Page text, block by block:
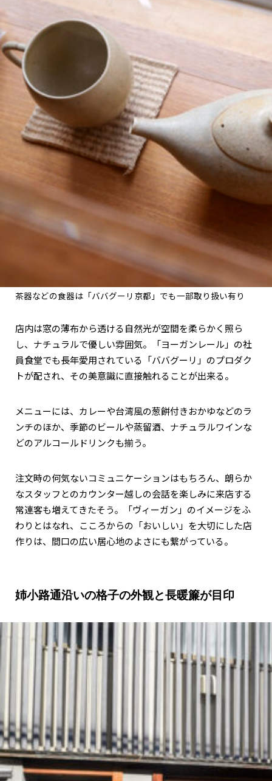
茶器などの食器は「ババグーリ京都」でも一部取り扱い有り
店内は窓の薄布から透ける自然光が空間を柔らかく照ら
し、ナチュラルで優しい雰囲気。「ヨーガンレール」の社
員食堂でも長年愛用されている「ババグーリ」のプロダク
トが配され、その美意識に直接触れることが出来る。
メニューには、カレーや台湾風の葱餅付きおかゆなどのラ
ンチのほか、季節のビールや蒸留酒、ナチュラルワインな
どのアルコールドリンクも揃う。
注文時の何気ないコミュニケーションはもちろん、朗らか
なスタッフとのカウンター越しの会話を楽しみに来店する
常連客も増えてきたそう。「ヴィーガン」のイメージをふ
わりとはなれ、こころからの「おいしい」を大切にした店
作りは、間口の広い居心地のよさにも繋がっている。
姉小路通沿いの格子の外観と長暖簾が目印